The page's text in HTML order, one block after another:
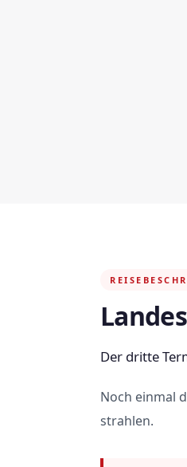
Der dritte
Noch einmal
strahlen.